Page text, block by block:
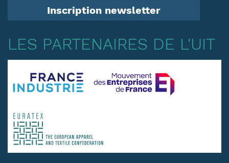
Inscription newsletter
LES PARTENAIRES DE L'UIT